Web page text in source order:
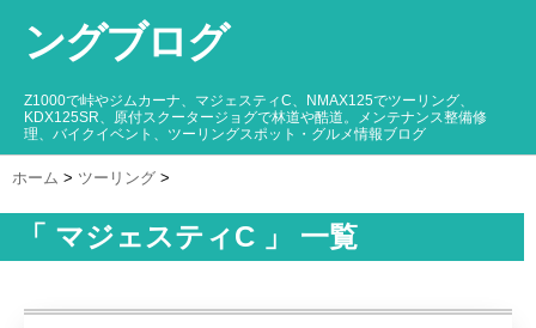
ングブログ
Z1000で峠やジムカーナ、マジェスティC、NMAX125でツーリング、
KDX125SR、原付スクータージョグで林道や酷道。メンテナンス整備修
理、バイクイベント、ツーリングスポット・グルメ情報ブログ
ホーム > ツーリング >
「 マジェスティC 」 一覧